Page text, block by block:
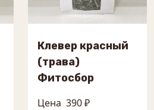
Клевер красный
(трава)
Фитосбор
Цена 390 ₽